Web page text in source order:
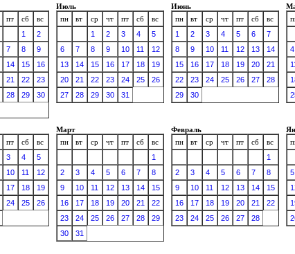
пт сб
вс
1
2
7 8
9
14 15
16
21 22
23
28 29
30
Июль
пн
вт ср чт пт сб
вс
1
2 3 4
5
6
7 8 9 10 11
12
13
14 15 16 17 18
19
20
21 22 23 24 25
26
27
28 29 30 31
Июнь
пн
вт ср чт пт сб
вс
1
2 3 4 5 6
7
8
9 10 11 12 13
14
15
16 17 18 19 20
21
22
23 24 25 26 27
28
29
30
4
пт сб
вс
3 4
5
10 11
12
17 18
19
24 25
26
Март
пн
вт ср чт пт сб
вс
1
2
3 4 5 6 7
8
9
10 11 12 13 14
15
16
17 18 19 20 21
22
23
24 25 26 27 28
29
30
31
Февраль
пн
вт ср чт пт сб
вс
1
2
3 4 5 6 7
8
9
10 11 12 13 14
15
16
17 18 19 20 21
22
23
24 25 26 27 28
5